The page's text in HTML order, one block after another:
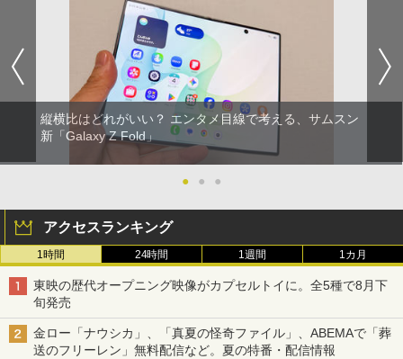
縦横比はどれがいい？ エンタメ目線で考える、サムスン
新「Galaxy Z Fold」
● ● ●
アクセスランキング
1時間 24時間 1週間 1カ月
東映の歴代オープニング映像がカプセルトイに。全5種で8月下
旬発売
金ロー「ナウシカ」、「真夏の怪奇ファイル」、ABEMAで「葬
送のフリーレン」無料配信など。夏の特番・配信情報